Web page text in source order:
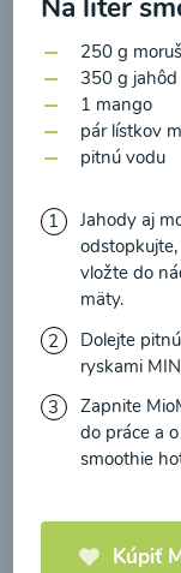
Na liter
250 g
350 g jahôd
1 mango
pár lístkov
pitnú vodu
Jahody aj
vložte do
mäty.
Dolejte
ryskami
Zapnite
do práce a
smoothie
Kúpiť
prečítal(a)
údajov a